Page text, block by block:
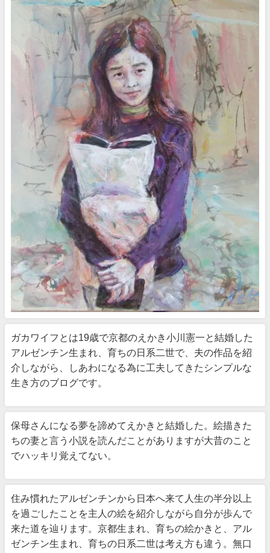
ガカワイフとは19歳で京都のえかき小川憲一と結婚した
アルゼンチン生まれ、育ちの日系二世で、夫の作品を紹
介しながら、しあわになる為に工夫してきたシンプルな
生き方のブログです。
保母さんになる夢を諦めてえかきと結婚した。絵描きた
ちの妻と言う小説を読んだことがありますが大昔のこと
でハッキリ覚えてない。
住み慣れたアルゼンチンから日本へ来て人生の半分以上
を過ごしたことを主人の絵を紹介しながら自分が歩んで
来た道を辿ります。京都生まれ、育ちの絵かきと、アル
ゼンチン生まれ、育ちの日系二世は考え方も違う。無口